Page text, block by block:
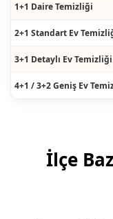
1+1 Daire Temizliği
2+1 Standart Ev
3+1 Detaylı Ev Temizliği
4+1 / 3+2 Geniş Ev
İlçe